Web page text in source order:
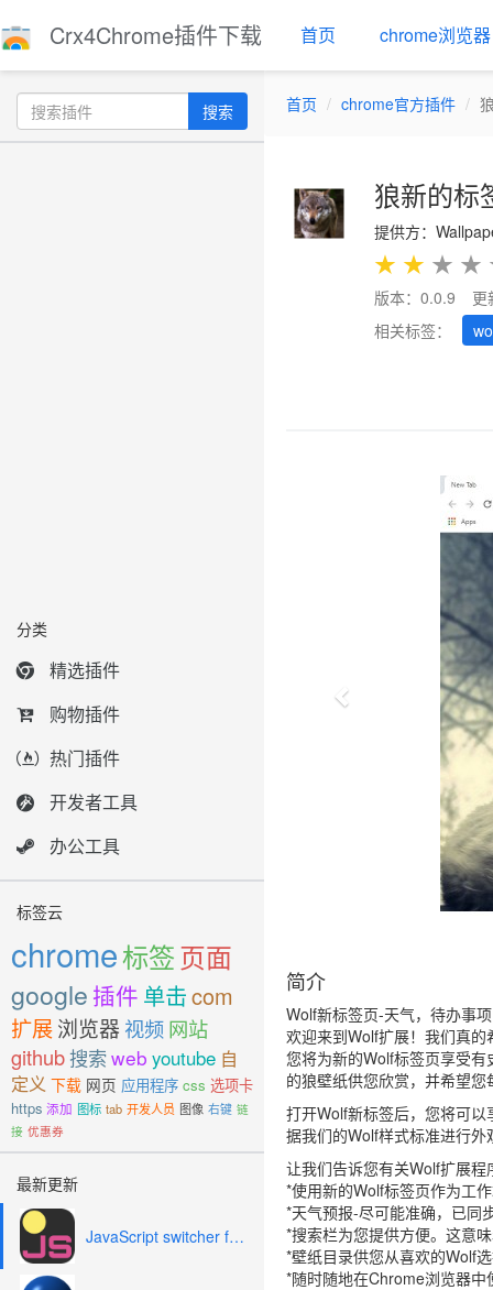
Crx4Chrome插件下载 首页 chrome浏览器
搜索
分类
精选插件
购物插件
热门插件
开发者工具
办公工具
标签云
chrome标签页面
google 插件 单击com
扩展浏览器 视频网站
github搜索web youtube 自
定义 下载 网页 应用程序 css 选项卡
https 添加 图标 tab 开发人员 图像 右键 链
接 优惠券
最新更新
JavaScript switcher for SEO and development
首页 chrome官方插件
狼新的标
提供方：
★ ★ ★ ★
版本：0.0.9
更
相关标签：
简介
Wolf新标签页-天气，待办事
欢迎来到Wolf扩展！我们真
您将为新的Wolf标签页享受
的狼壁纸供您欣赏，并希望
打开Wolf新标签后，您将可
据我们的Wolf样式标准进行
让我们告诉您有关Wolf扩展
*使用新的Wolf标签页作为工
*天气预报-尽可能准确，已同
*搜索栏为您提供方便。这意
*壁纸目录供您从喜欢的Wolf
*随时随地在Chrome浏览器